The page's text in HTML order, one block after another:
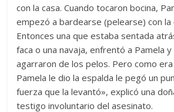
con la casa. Cuando tocaron bocina,
empezó a bardearse (pelearse) con la
Entonces una que estaba sentada
faca o una navaja, enfrentó a Pamela
agarraron de los pelos. Pero como
Pamela le dio la espalda le pegó un
fuerza que la levantó», explicó una
testigo involuntario del asesinato.